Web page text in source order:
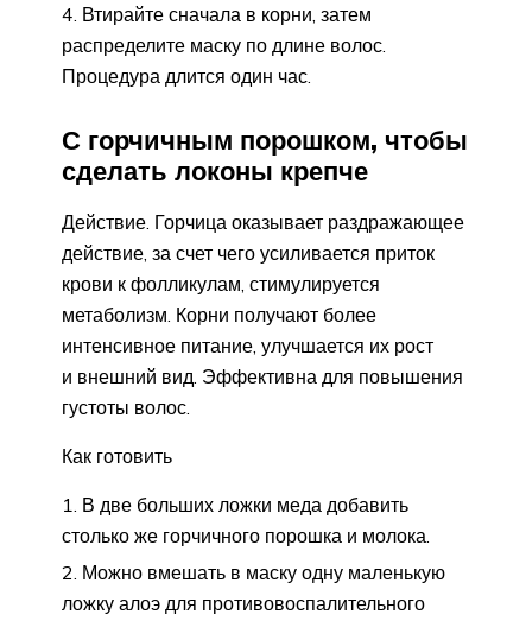
Втирайте сначала в корни, затем
распределите маску по длине волос.
Процедура длится один час.
С горчичным порошком, чтобы
сделать локоны крепче
Действие. Горчица оказывает раздражающее
действие, за счет чего усиливается приток
крови к фолликулам, стимулируется
метаболизм. Корни получают более
интенсивное питание, улучшается их рост
и внешний вид. Эффективна для повышения
густоты волос.
Как готовить
В две больших ложки меда добавить
столько же горчичного порошка и молока.
Можно вмешать в маску одну маленькую
ложку алоэ для противовоспалительного